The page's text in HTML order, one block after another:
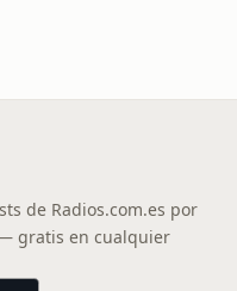
de Radios.com.es por
gratis en cualquier